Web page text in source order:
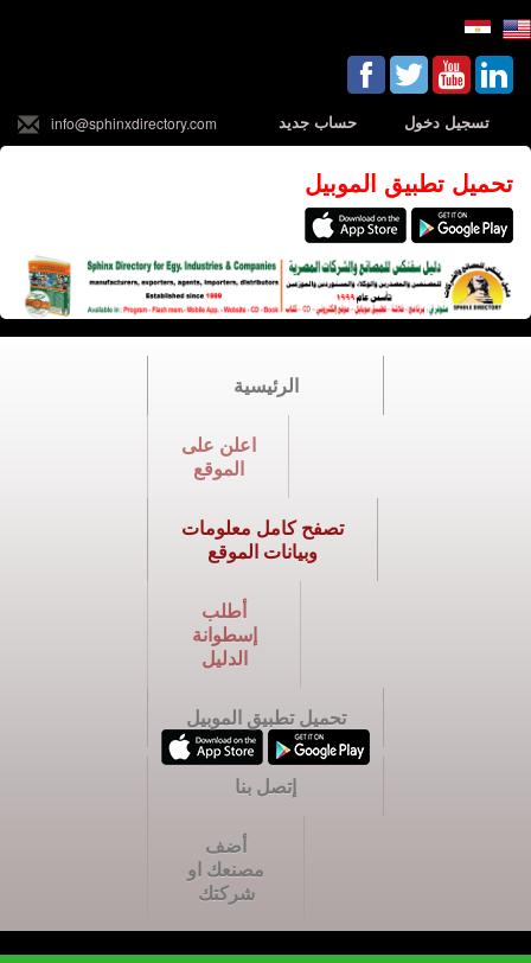
تسجيل دخول حساب جديد info@sphinxdirectory.com
تحميل تطبيق الموبيل
الرئيسية
اعلن على
الموقع
تصفح كامل معلومات
وبيانات الموقع
أطلب
إسطوانة
الدليل
تحميل تطبيق الموبيل
إتصل بنا
أضف
مصنعك او
شركتك